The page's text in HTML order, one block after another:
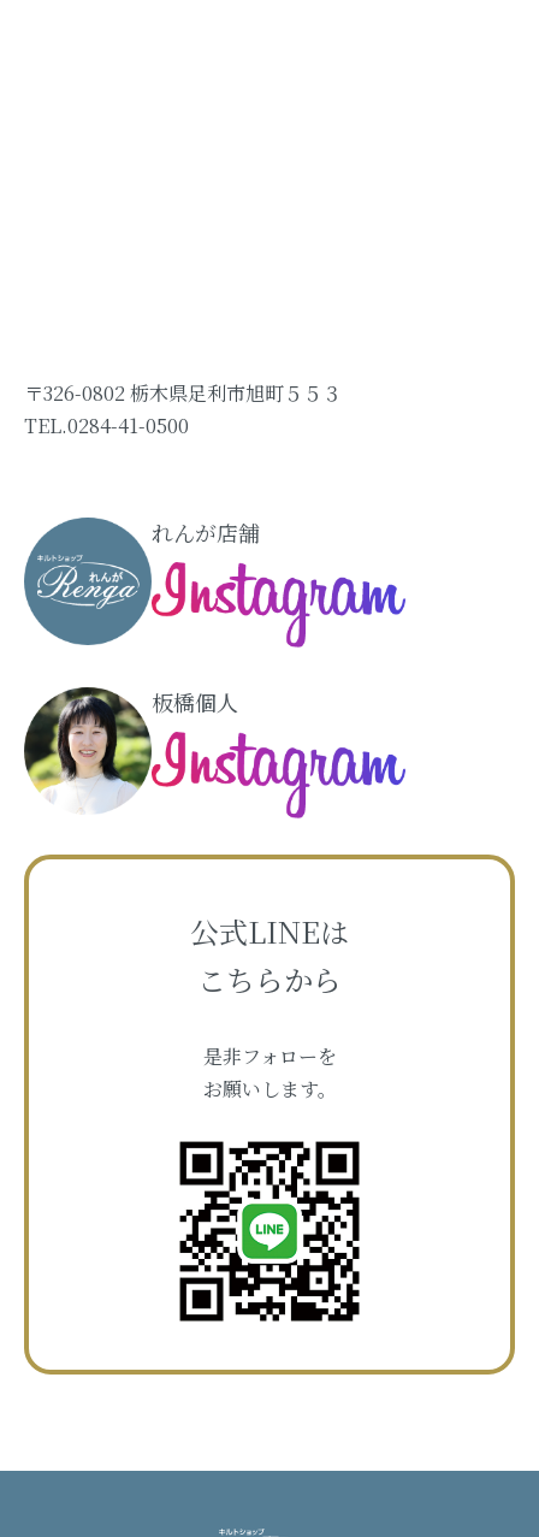
〒326-0802 栃木県足利市旭町５５３
TEL.0284-41-0500
れんが店舗
板橋個人
公式LINEは
こちらから
是非フォローを
お願いします。